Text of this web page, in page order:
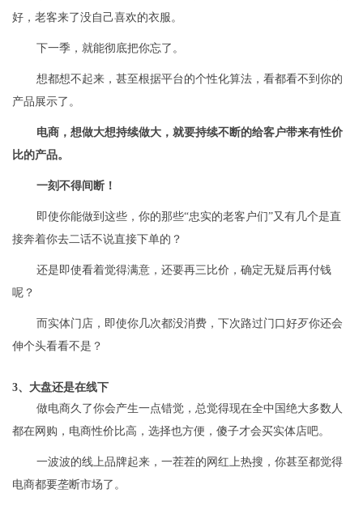
好，老客来了没自己喜欢的衣服。
下一季，就能彻底把你忘了。
想都想不起来，甚至根据平台的个性化算法，看都看不到你的
产品展示了。
电商，想做大想持续做大，就要持续不断的给客户带来有性价
比的产品。
一刻不得间断！
即使你能做到这些，你的那些“忠实的老客户们”又有几个是直
接奔着你去二话不说直接下单的？
还是即使看着觉得满意，还要再三比价，确定无疑后再付钱
呢？
而实体门店，即使你几次都没消费，下次路过门口好歹你还会
伸个头看看不是？
3、大盘还是在线下
做电商久了你会产生一点错觉，总觉得现在全中国绝大多数人
都在网购，电商性价比高，选择也方便，傻子才会买实体店吧。
一波波的线上品牌起来，一茬茬的网红上热搜，你甚至都觉得
电商都要垄断市场了。